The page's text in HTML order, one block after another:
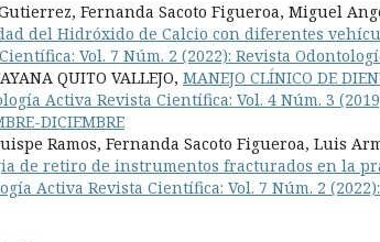
Fernanda Sacoto Figueroa, Miguel
del Hidróxido de Calcio con diferentes
Vol. 7 Núm. 2 (2022): Revista
QUITO VALLEJO, MANEJO CLÍNICO DE
Activa Revista Científica: Vol. 4 Núm. 3
DICIEMBRE
Ramos, Fernanda Sacoto Figueroa, Luis
de retiro de instrumentos fracturados en la
Activa Revista Científica: Vol. 7 Núm. 2